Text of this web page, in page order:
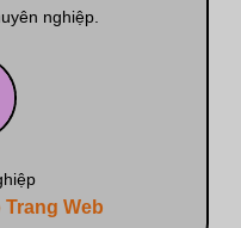
nghiệp.
Web